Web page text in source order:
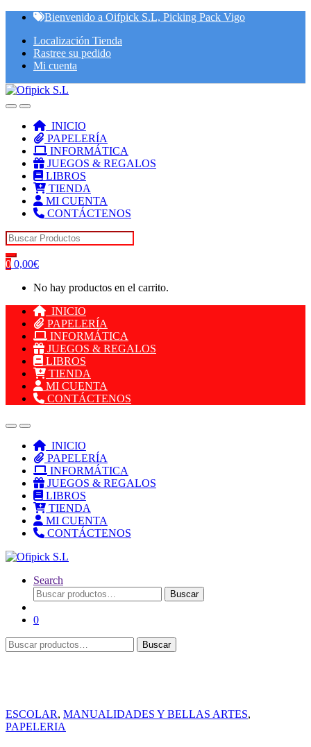
Skip
navigation
Skip
content
Bienvenido a Oifpick S.L, Picking Pack Vigo
Localización Tienda
Rastree su pedido
Mi cuenta
INICIO
PAPELERÍA
INFORMÁTICA
JUEGOS & REGALOS
LIBROS
TIENDA
MI CUENTA
CONTÁCTENOS
Search for:
0 0,00€
No hay productos en el carrito.
INICIO
PAPELERÍA
INFORMÁTICA
JUEGOS & REGALOS
LIBROS
TIENDA
MI CUENTA
CONTÁCTENOS
INICIO
PAPELERÍA
INFORMÁTICA
JUEGOS & REGALOS
LIBROS
TIENDA
MI CUENTA
CONTÁCTENOS
Search
Buscar
por:
Buscar
0
Buscar
por:
Buscar
ESCOLAR, MANUALIDADES Y BELLAS ARTES,
PAPELERIA